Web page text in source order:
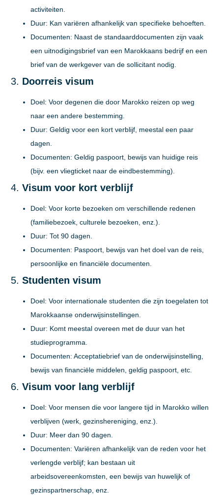
activiteiten.
Duur: Kan variëren afhankelijk van specifieke behoeften.
Documenten: Naast de standaarddocumenten zijn vaak
een uitnodigingsbrief van een Marokkaans bedrijf en een
brief van de werkgever van de sollicitant nodig.
3. Doorreis visum
Doel: Voor degenen die door Marokko reizen op weg
naar een andere bestemming.
Duur: Geldig voor een kort verblijf, meestal een paar
dagen.
Documenten: Geldig paspoort, bewijs van huidige reis
(bijv. een vliegticket naar de eindbestemming).
4.Visum voor kort verblijf
Doel: Voor korte bezoeken om verschillende redenen
(familiebezoek, culturele bezoeken, enz.).
Duur: Tot 90 dagen.
Documenten: Paspoort, bewijs van het doel van de reis,
persoonlijke en financiële documenten.
5.Studenten visum
Doel: Voor internationale studenten die zijn toegelaten tot
Marokkaanse onderwijsinstellingen.
Duur: Komt meestal overeen met de duur van het
studieprogramma.
Documenten: Acceptatiebrief van de onderwijsinstelling,
bewijs van financiële middelen, geldig paspoort, etc.
6.Visum voor lang verblijf
Doel: Voor mensen die voor langere tijd in Marokko willen
verblijven (werk, gezinshereniging, enz.).
Duur: Meer dan 90 dagen.
Documenten: Variëren afhankelijk van de reden voor het
verlengde verblijf; kan bestaan uit
arbeidsovereenkomsten, een bewijs van huwelijk of
gezinspartnerschap, enz.